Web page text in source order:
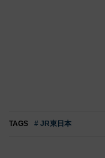
TAGS # JR東日本